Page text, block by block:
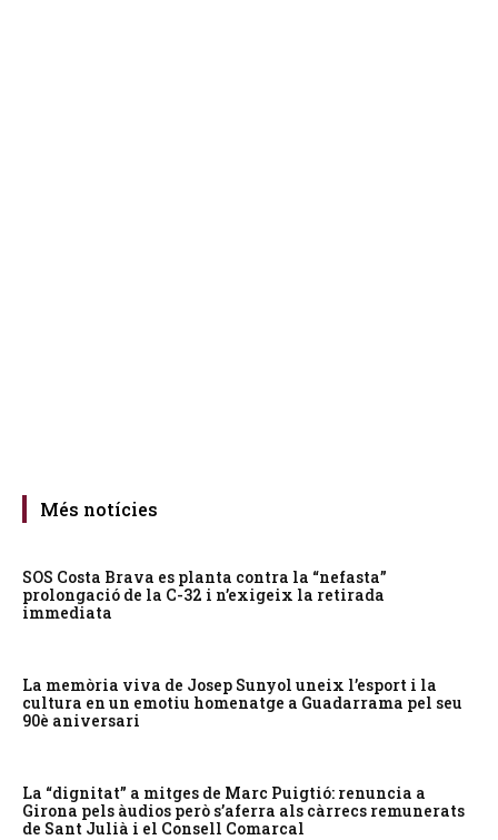
Més notícies
SOS Costa Brava es planta contra la “nefasta”
prolongació de la C-32 i n’exigeix la retirada
immediata
La memòria viva de Josep Sunyol uneix l’esport i la
cultura en un emotiu homenatge a Guadarrama pel seu
90è aniversari
La “dignitat” a mitges de Marc Puigtió: renuncia a
Girona pels àudios però s’aferra als càrrecs remunerats
de Sant Julià i el Consell Comarcal